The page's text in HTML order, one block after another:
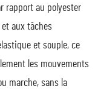
rapport au polyester
aux tâches
et souple, ce
les mouvements
marche, sans la